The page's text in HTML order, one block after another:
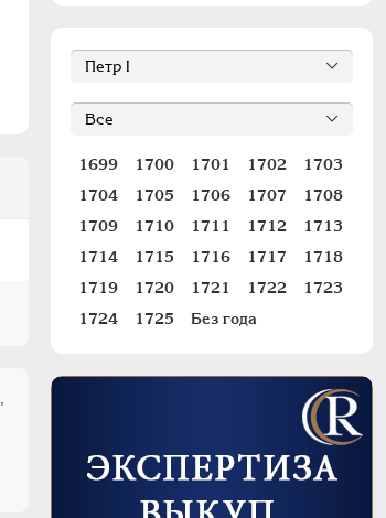
1699 1700 1701 1702
1703
1704
1705 1706 1707
1708
1709
1710 1711 1712
1713
1714
1715 1716 1717
1718
1719
1720 1721 1722
1723
1724
1725 Без года